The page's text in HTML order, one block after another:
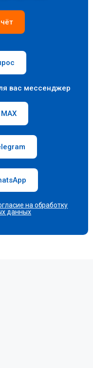
вас мессенджер
наобработку
данных